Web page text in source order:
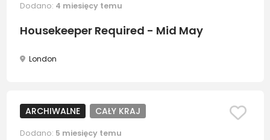
Dodano: 4 miesięcy temu
Housekeeper Required - Mid May
London
ARCHIWALNE CAŁY KRAJ
Dodano: 5 miesięcy temu